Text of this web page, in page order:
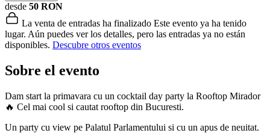
desde 50 RON
La venta de entradas ha finalizado Este evento ya ha tenido
lugar. Aún puedes ver los detalles, pero las entradas ya no están
disponibles. Descubre otros eventos
Sobre el evento
Dam start la primavara cu un cocktail day party la Rooftop Mirador
🔥 Cel mai cool si cautat rooftop din Bucuresti.
Un party cu view pe Palatul Parlamentului si cu un apus de neuitat.